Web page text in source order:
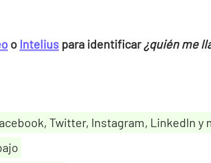
o Intelius para identificar¿quién me
Twitter, Instagram, LinkedIn y